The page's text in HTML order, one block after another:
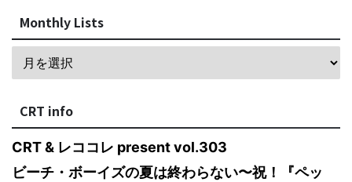
Monthly Lists
CRT info
CRT & レココレ present vol.303
ビーチ・ボーイズの夏は終わらない〜祝！『ペッ